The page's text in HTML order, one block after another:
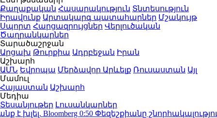
Քաղաքական Հասարակություն Տնտեսություն
Իրավունք Արտակարգ պատահարներ Մշակույթ
Սպորտ Հարցազրույցներ Վերլուծական
Ծաղրանկարներ
Տարածաշրջան
Արցախ Թուրքիա Ադրբեջան Իրան
Աշխարհ
ԱՄՆ Եվրոպա Մերձավոր Արևելք Ռուսաստան Այլ
Մամուլ
Հայաստան Աշխարհ
Մեդիա
Տեսանյութեր Լուսանկարներ
Bloomberg0:50Փեզեշքիանը շնորհակալություն